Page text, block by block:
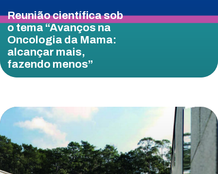
Reunião científica sob
o tema “Avanços na
Oncologia da Mama:
alcançar mais,
fazendo menos”